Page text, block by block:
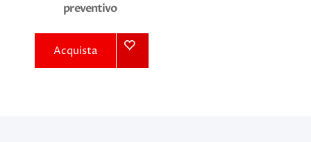
preventivo
Acquista